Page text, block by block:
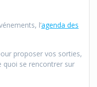
l’agenda des
proposer vos sorties,
quoi se rencontrer sur